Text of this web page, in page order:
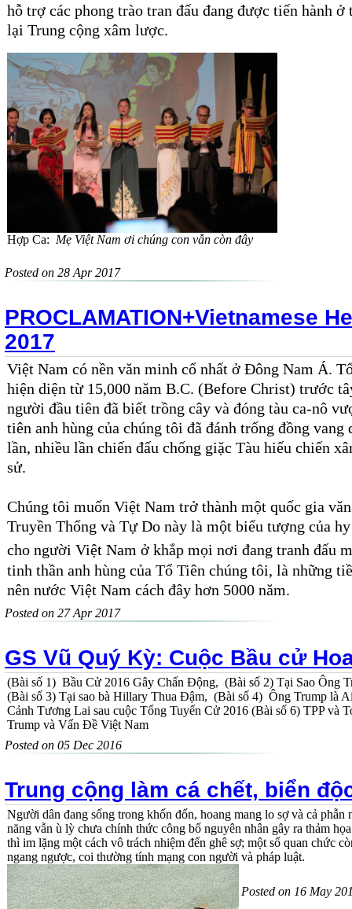
hỗ trợ các phong trào tran đấu đang được tiến hành ở
lại Trung cộng xâm lược.
Hợp Ca: Mẹ Việt Nam ơi chúng con vẫn còn đây
Posted on 28 Apr 2017
PROCLAMATION+Vietnamese
2017
Việt Nam có nền văn minh cổ nhất ở Đông Nam Á.
hiện diện từ 15,000 năm B.C. (Before Christ) trước
người đầu tiên đã biết trồng cây và đóng tàu ca-nô
tiên anh hùng của chúng tôi đã đánh trống đồng vang
lần, nhiều lần chiến đấu chống giặc Tàu hiếu chiến
sử.
Chúng tôi muốn Việt Nam trở thành một quốc gia
Truyền Thống và Tự Do này là một biểu tượng của h
cho người Việt Nam ở khắp mọi nơi đang tranh đấu
tinh thần anh hùng của Tổ Tiên chúng tôi, là những
nên nước Việt Nam cách đây hơn 5000 năm.
Posted on 27 Apr 2017
GS Vũ Quý Kỳ: Cuộc Bầu cử
(Bài số 1) Bầu Cử 2016 Gây Chấn Động, (Bài số 2) Tại Sao
(Bài số 3) Tại sao bà Hillary Thua Đậm, (Bài số 4) Ông Trump là
Cảnh Tương Lai sau cuộc Tổng Tuyển Cử 2016 (Bài số 6) TPP và
Trump và Vấn Đề Việt Nam
Posted on 05 Dec 2016
Trung cộng làm cá chết, biển
Người dân đang sống trong khốn đốn, hoang mang lo sợ và cả phẫn
năng vẫn ù lỳ chưa chính thức công bố nguyên nhân gây ra thảm
thì im lặng một cách vô trách nhiệm đến ghê sợ; một số quan chức
ngang ngược, coi thường tính mạng con người và pháp luật.
Posted on 16 May